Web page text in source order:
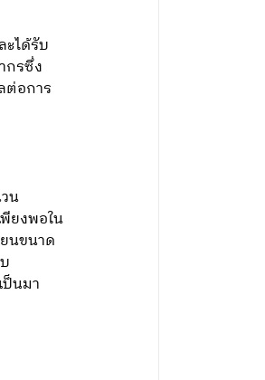
ได้รับ
กรซึ่ง
ต่อการ
น
ยงพอใน
นขนาด
นมา